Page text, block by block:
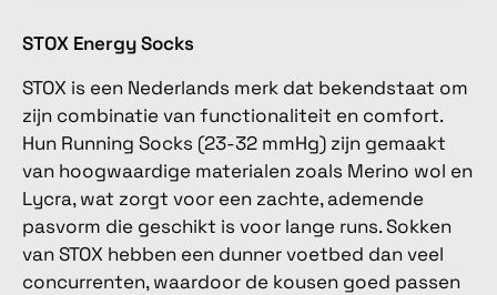
STOX Energy Socks
STOX is een Nederlands merk dat bekendstaat om
zijn combinatie van functionaliteit en comfort.
Hun Running Socks (23-32 mmHg) zijn gemaakt
van hoogwaardige materialen zoals Merino wol en
Lycra, wat zorgt voor een zachte, ademende
pasvorm die geschikt is voor lange runs. Sokken
van STOX hebben een dunner voetbed dan veel
concurrenten, waardoor de kousen goed passen